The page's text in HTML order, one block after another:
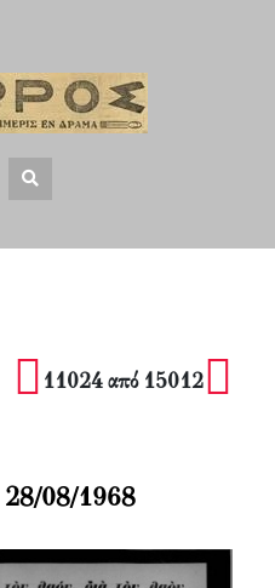
11024 από 15012
28/08/1968